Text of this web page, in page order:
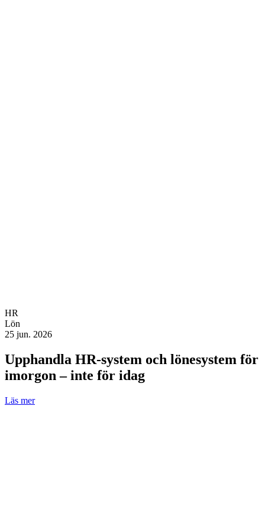
HR
Lön
25 jun. 2026
Upphandla HR-system och lönesystem för
imorgon – inte för idag
Läs mer